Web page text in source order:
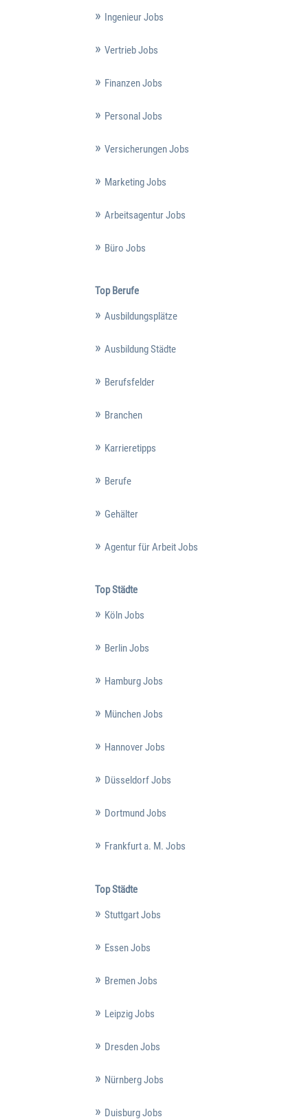
Ingenieur Jobs
Vertrieb Jobs
Finanzen Jobs
Personal Jobs
Versicherungen Jobs
Marketing Jobs
Arbeitsagentur Jobs
Büro Jobs
Top Berufe
Ausbildungsplätze
Ausbildung Städte
Berufsfelder
Branchen
Karrieretipps
Berufe
Gehälter
Agentur für Arbeit Jobs
Top Städte
Köln Jobs
Berlin Jobs
Hamburg Jobs
München Jobs
Hannover Jobs
Düsseldorf Jobs
Dortmund Jobs
Frankfurt a. M. Jobs
Top Städte
Stuttgart Jobs
Essen Jobs
Bremen Jobs
Leipzig Jobs
Dresden Jobs
Nürnberg Jobs
Duisburg Jobs